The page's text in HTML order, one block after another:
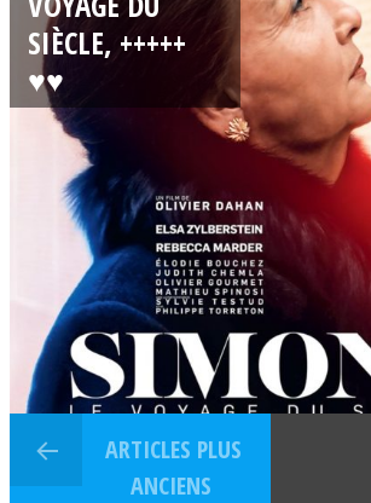
SIÈCLE, +++++
♥♥
ARTICLES PLUS
ANCIENS